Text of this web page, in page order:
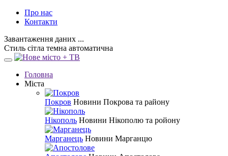
Про нас
Контакти
Завантаження даних ...
Стиль сітла темна автоматична
Головна
Міста
Покров Новини Покрова та району
Нікополь Новини Нікополю та ройону
Марганець Новини Марганцю